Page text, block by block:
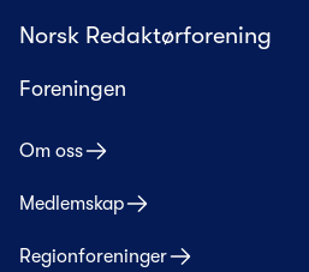
Norsk Redaktørforening
Foreningen
Om oss
Medlemskap
Regionforeninger